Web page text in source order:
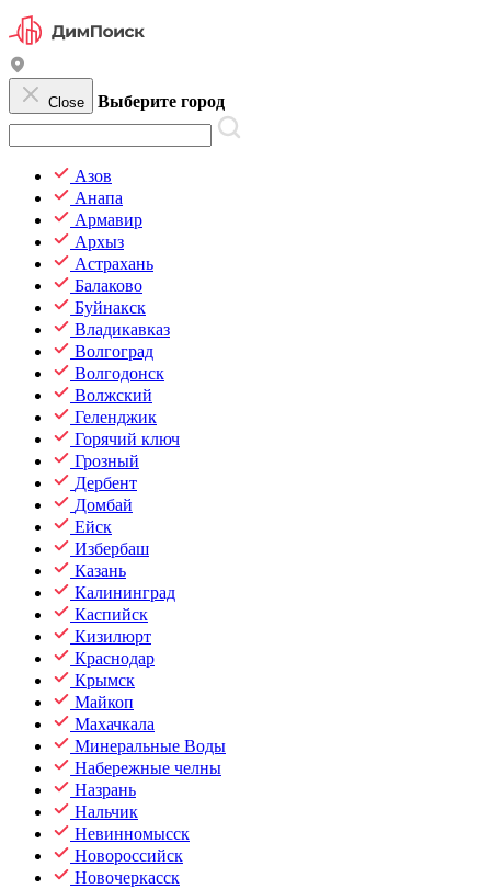
Close Выберите город
Азов
Анапа
Армавир
Архыз
Астрахань
Балаково
Буйнакск
Владикавказ
Волгоград
Волгодонск
Волжский
Геленджик
Горячий ключ
Грозный
Дербент
Домбай
Ейск
Избербаш
Казань
Калининград
Каспийск
Кизилюрт
Краснодар
Крымск
Майкоп
Махачкала
Минеральные Воды
Набережные челны
Назрань
Нальчик
Невинномысск
Новороссийск
Новочеркасск